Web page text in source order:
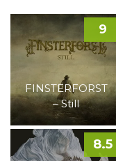
FINSTERFORST
– Still
9
8.5